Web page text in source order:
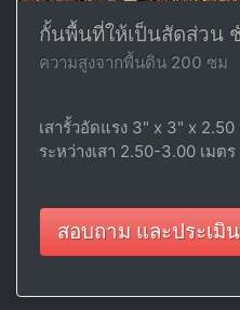
กั้นพื้นที่ให้เป็นสัดส่วน
ความสูงจากพื้นดิน 200 ซม
เสารั้วอัดแรง 3" x 3" x
ระหว่างเสา 2.50-3.00 เมต
สอบถาม และประเมิ